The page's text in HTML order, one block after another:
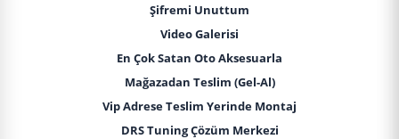
Şifremi Unuttum
Video Galerisi
En Çok Satan Oto Aksesuarla
Mağazadan Teslim (Gel-Al)
Vip Adrese Teslim Yerinde Montaj
DRS Tuning Çözüm Merkezi